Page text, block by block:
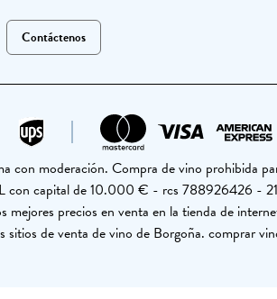
Contáctenos
con moderación. Compra de vino prohibida
con capital de 10.000 € - rcs 788926426
mejores precios en venta en la tienda de
de venta de vino de Borgoña. comprar